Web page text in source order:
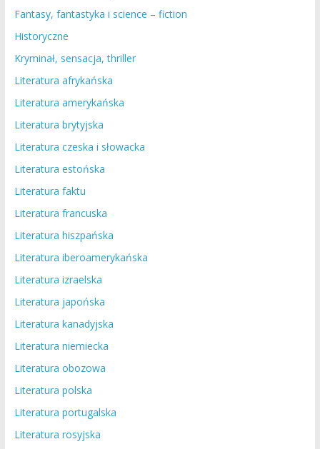
Fantasy, fantastyka i science – fiction
Historyczne
Kryminał, sensacja, thriller
Literatura afrykańska
Literatura amerykańska
Literatura brytyjska
Literatura czeska i słowacka
Literatura estońska
Literatura faktu
Literatura francuska
Literatura hiszpańska
Literatura iberoamerykańska
Literatura izraelska
Literatura japońska
Literatura kanadyjska
Literatura niemiecka
Literatura obozowa
Literatura polska
Literatura portugalska
Literatura rosyjska